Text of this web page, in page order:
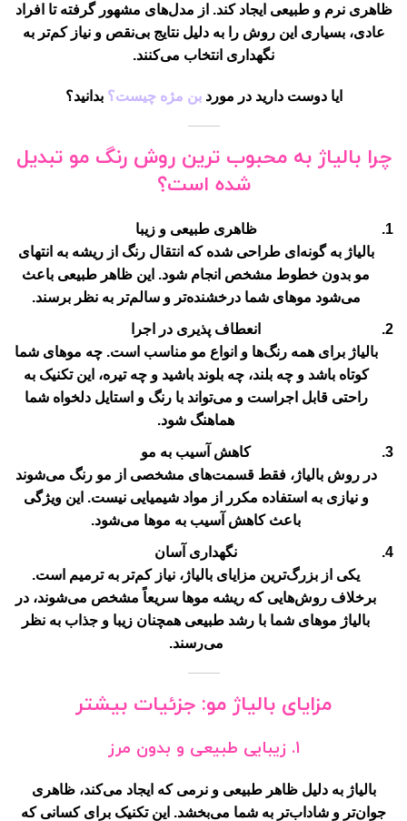
ظاهری نرم و طبیعی ایجاد کند. از مدل‌های مشهور گرفته تا افراد
عادی، بسیاری این روش را به دلیل نتایج بی‌نقص و نیاز کم‌تر به
نگهداری انتخاب می‌کنند.
ایا دوست دارید در موردبن مژه چیست؟ بدانید؟
چرا بالیاژ به محبوب ترین روش رنگ مو تبدیل
شده است؟
ظاهری طبیعی و زیبا
بالیاژ به گونه‌ای طراحی شده که انتقال رنگ از ریشه به انتهای
مو بدون خطوط مشخص انجام شود. این ظاهر طبیعی باعث
می‌شود موهای شما درخشنده‌تر و سالم‌تر به نظر برسند.
انعطاف پذیری در اجرا
بالیاژ برای همه رنگ‌ها و انواع مو مناسب است. چه موهای شما
کوتاه باشد و چه بلند، چه بلوند باشید و چه تیره، این تکنیک به
راحتی قابل اجراست و می‌تواند با رنگ و استایل دلخواه شما
هماهنگ شود.
کاهش آسیب به مو
در روش بالیاژ، فقط قسمت‌های مشخصی از مو رنگ می‌شوند
و نیازی به استفاده مکرر از مواد شیمیایی نیست. این ویژگی
باعث کاهش آسیب به موها می‌شود.
نگهداری آسان
یکی از بزرگ‌ترین مزایای بالیاژ، نیاز کم‌تر به ترمیم است.
برخلاف روش‌هایی که ریشه موها سریعاً مشخص می‌شوند، در
بالیاژ موهای شما با رشد طبیعی همچنان زیبا و جذاب به نظر
می‌رسند.
مزایای بالیاژ مو: جزئیات بیشتر
1. زیبایی طبیعی و بدون مرز
بالیاژ به دلیل ظاهر طبیعی و نرمی که ایجاد می‌کند، ظاهری
جوان‌تر و شاداب‌تر به شما می‌بخشد. این تکنیک برای کسانی که